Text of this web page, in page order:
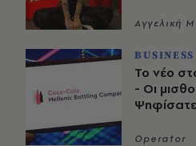
Αγγελική
Το νέο
- Οι
Operator